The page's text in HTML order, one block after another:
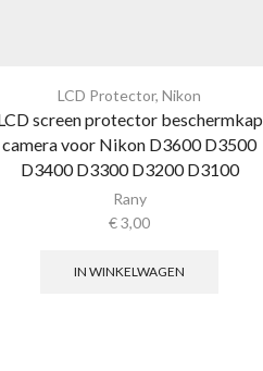
LCD Protector, Nikon
screen protector beschermkap
camera voor Nikon D3600 D3500
D3400 D3300 D3200 D3100
Rany
€3,00
IN WINKELWAGEN